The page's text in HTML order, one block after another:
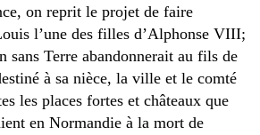
on reprit le projet de faire
l’une des filles d’Alphonse VIII;
sans Terre abandonnerait au fils de
à sa nièce, la ville et le comté
les places fortes et châteaux que
en Normandie à la mort de